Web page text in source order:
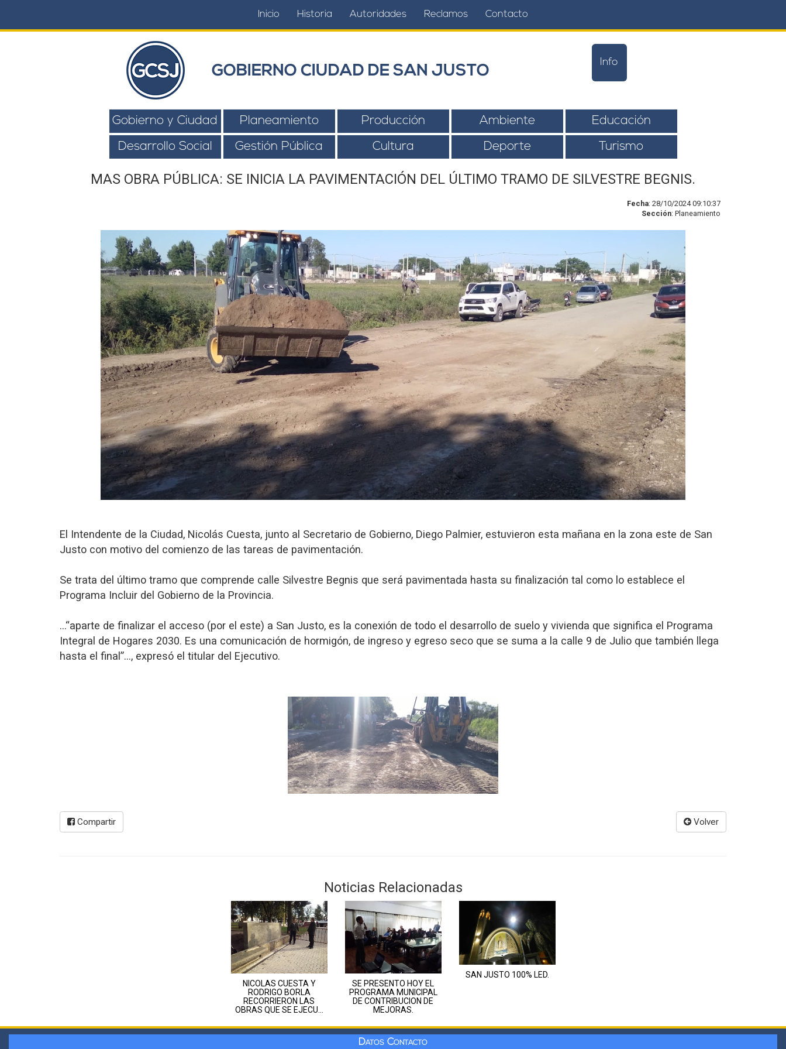
Inicio Historia Autoridades Reclamos Contacto
GOBIERNO CIUDAD DE SAN JUSTO
Info
Gobierno y Ciudad Planeamiento Producción Ambiente Educación
Desarrollo Social Gestión Pública Cultura Deporte Turismo
MAS OBRA PÚBLICA: SE INICIA LA PAVIMENTACIÓN DEL ÚLTIMO TRAMO DE SILVESTRE BEGNIS.
Fecha: 28/10/2024 09:10:37
Sección: Planeamiento
El Intendente de la Ciudad, Nicolás Cuesta, junto al Secretario de Gobierno, Diego Palmier, estuvieron esta mañana en la zona este de San
Justo con motivo del comienzo de las tareas de pavimentación.
Se trata del último tramo que comprende calle Silvestre Begnis que será pavimentada hasta su finalización tal como lo establece el
Programa Incluir del Gobierno de la Provincia.
…“aparte de finalizar el acceso (por el este) a San Justo, es la conexión de todo el desarrollo de suelo y vivienda que significa el Programa
Integral de Hogares 2030. Es una comunicación de hormigón, de ingreso y egreso seco que se suma a la calle 9 de Julio que también llega
hasta el final”…, expresó el titular del Ejecutivo.
Compartir Volver
Noticias Relacionadas
NICOLAS CUESTA Y
RODRIGO BORLA
RECORRIERON LAS
OBRAS QUE SE EJECU...
SE PRESENTO HOY EL
PROGRAMA MUNICIPAL
DE CONTRIBUCION DE
MEJORAS.
SAN JUSTO 100% LED.
Datos Contacto